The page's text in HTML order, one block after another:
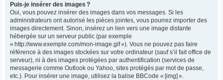
Puis-je insérer des images ?
Oui, vous pouvez insérer des images dans vos messages. Si les
administrateurs ont autorisé les pièces jointes, vous pourrez importer des
images directement. Sinon, insérez un lien vers une image distante
hébergée sur un serveur public (par exemple
« http://www.exemple.com/mon-image.gif »). Vous ne pouvez pas faire
référence à des images stockées sur votre ordinateur (sauf s’il fait office de
serveur), ni à des images protégées par authentification (services de
messagerie comme Outlook ou Yahoo, sites protégés par mot de passe,
etc.). Pour insérer une image, utilisez la balise BBCode « [img] ».